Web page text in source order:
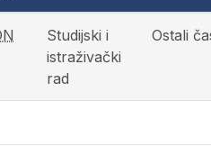
Studijski i
istraživački
rad
Ostali